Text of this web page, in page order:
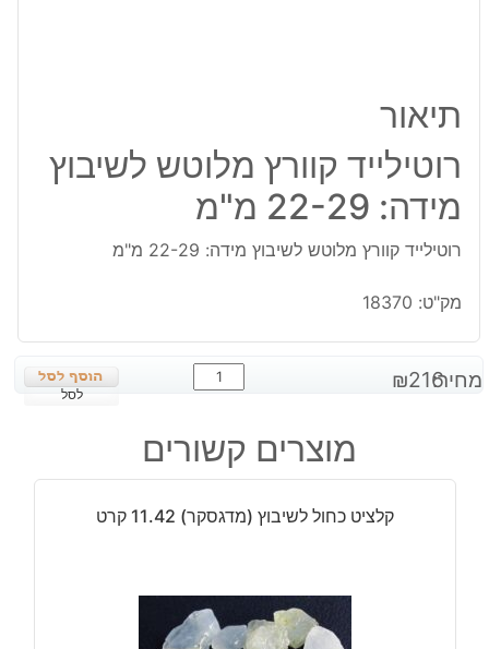
תיאור
רוטילייד קוורץ מלוטש לשיבוץ
מידה: 22-29 מ"מ
רוטילייד קוורץ מלוטש לשיבוץ מידה: 22-29 מ"מ
מק"ט: 18370
מחיר: ₪216
כמות
של
קוורץ
מלוטש
מידה:
לסל
מוצרים קשורים
קלציט כחול לשיבוץ (מדגסקר) 11.42 קרט